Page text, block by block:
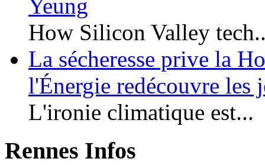
Yeung
How Silicon Valley
La sécheresse prive la
l'Énergie redécouvre les
L'ironie climatique est...
Rennes Infos